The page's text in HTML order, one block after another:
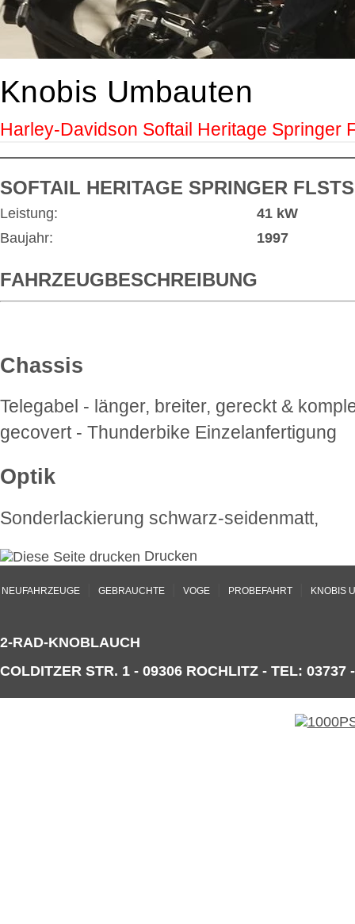
Knobis Umbauten
Harley-Davidson Softail Heritage Springer
SOFTAIL HERITAGE SPRINGER FLSTS
Leistung:
41 kW
Baujahr:
1997
FAHRZEUGBESCHREIBUNG
Chassis
Telegabel - länger, breiter, gereckt &
gecovert - Thunderbike Einzelanfertigung
Optik
Sonderlackierung schwarz-seidenmatt,
Drucken
NEUFAHRZEUGE GEBRAUCHTE VOGE PROBEFAHRT KNOBIS
2-RAD-KNOBLAUCH
COLDITZER STR. 1 - 09306 ROCHLITZ - TEL: 03737